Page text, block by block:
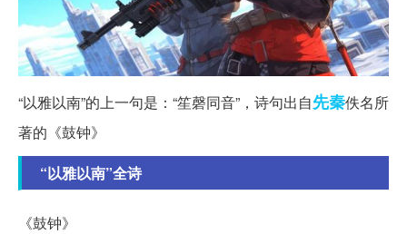
“以雅以南”的上一句是：“笙磬同音”，诗句出自先秦佚名所
著的《鼓钟》
“以雅以南”全诗
《鼓钟》